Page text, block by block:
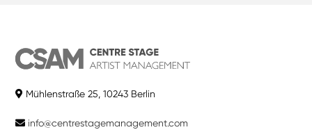
Mühlenstraße 25, 10243 Berlin
info@centrestagemanagement.com